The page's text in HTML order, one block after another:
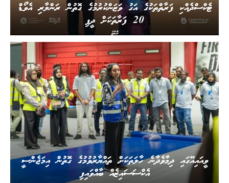
ރާއްޖެ
ޓެކްސްދެއްކި ފަރާތްތަކުގެ އަގު ވަޒަންކުރުމުގެ ގޮތުން ރަންލާރި އެވޯޑް
20 ފަރާތަކަށް ދީފި
ވީއައިއޭގައި ދިމާވެދާނެ ހާލަތަކަށް ތައްޔާރުވުމުގެ ގޮތުން އިމަޖެންސީ
އެކްސަސައިޒެއް ބާއްވައިފި